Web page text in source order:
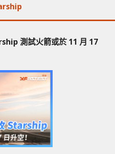
測試火箭或於 11 月 17